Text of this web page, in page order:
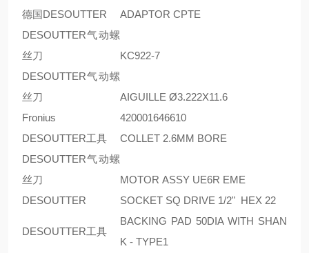
德国DESOUTTER
ADAPTOR CPTE
DESOUTTER气动螺
丝刀
KC922-7
DESOUTTER气动螺
丝刀
AIGUILLE Ø3.222X11.6
Fronius
420001646610
DESOUTTER工具
COLLET 2.6MM BORE
DESOUTTER气动螺
丝刀
MOTOR ASSY UE6R EME
DESOUTTER
SOCKET SQ DRIVE 1/2" HEX 22
DESOUTTER工具
BACKING PAD 50DIA WITH SHAN
K - TYPE1